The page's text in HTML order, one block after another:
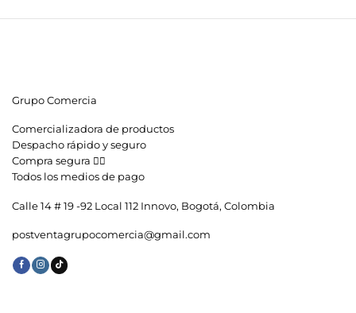
Grupo Comercia
Comercializadora de productos
Despacho rápido y seguro
Compra segura 👇🏼
Todos los medios de pago
Calle 14 # 19 -92 Local 112 Innovo, Bogotá, Colombia
postventagrupocomercia@gmail.com